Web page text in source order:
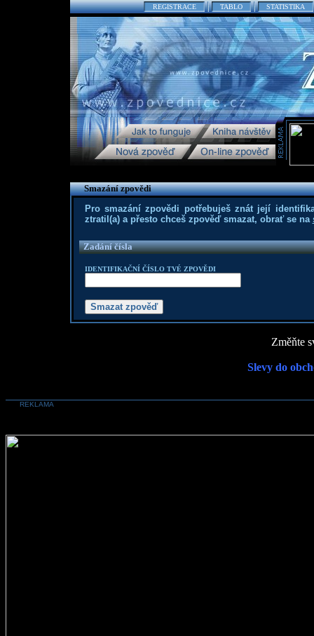
REGISTRACE TABLO STATISTIKA
Smazání zpovědi
Pro smazání zpovědi potřebuješ znát její
ztratil(a) a přesto chceš zpověď smazat, obrať se na
Zadání čísla
IDENTIFIKAČNÍ ČÍSLO TVÉ ZPOVĚDI
Změňte
Slevy do
REKLAMA